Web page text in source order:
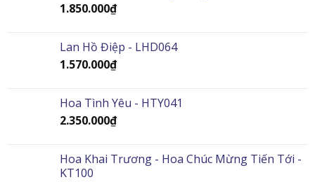
1.850.000₫
Lan Hồ Điệp - LHD064
1.570.000₫
Hoa Tình Yêu - HTY041
2.350.000₫
Hoa Khai Trương - Hoa Chúc Mừng Tiến Tới -
KT100